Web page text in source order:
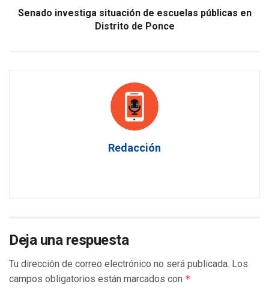
Senado investiga situación de escuelas públicas en
Distrito de Ponce
Redacción
Deja una respuesta
Tu dirección de correo electrónico no será publicada. Los
campos obligatorios están marcados con *